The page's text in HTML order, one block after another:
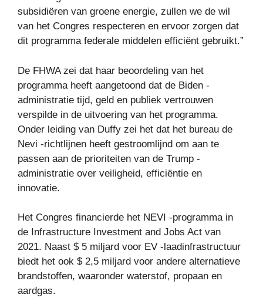
subsidiëren van groene energie, zullen we de wil
van het Congres respecteren en ervoor zorgen dat
dit programma federale middelen efficiënt gebruikt.”
De FHWA zei dat haar beoordeling van het
programma heeft aangetoond dat de Biden -
administratie tijd, geld en publiek vertrouwen
verspilde in de uitvoering van het programma.
Onder leiding van Duffy zei het dat het bureau de
Nevi -richtlijnen heeft gestroomlijnd om aan te
passen aan de prioriteiten van de Trump -
administratie over veiligheid, efficiëntie en
innovatie.
Het Congres financierde het NEVI -programma in
de Infrastructure Investment and Jobs Act van
2021. Naast $ 5 miljard voor EV -laadinfrastructuur
biedt het ook $ 2,5 miljard voor andere alternatieve
brandstoffen, waaronder waterstof, propaan en
aardgas.